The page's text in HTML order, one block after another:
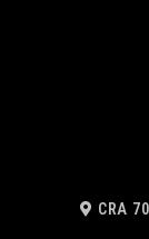
CRA